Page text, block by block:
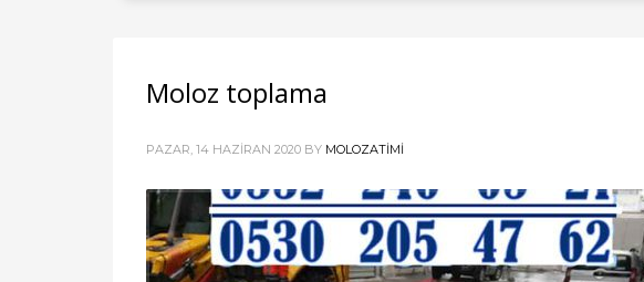
Moloz toplama
PAZAR, 14 HAZIRAN 2020 BY MOLOZATIMI